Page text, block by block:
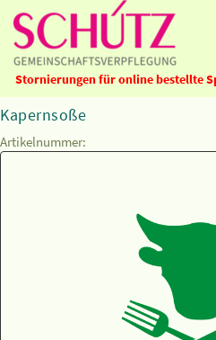
Stornierungen für online bestellte
Kapernsoße
Artikelnummer: